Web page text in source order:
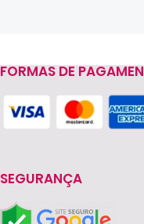
Read more
FORMAS DE
SEGURANÇA